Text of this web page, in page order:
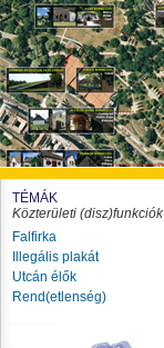
TÉMÁK
Közterületi (disz)funkciók
Falfirka
Illegális plakát
Utcán élők
Rend(etlenség)